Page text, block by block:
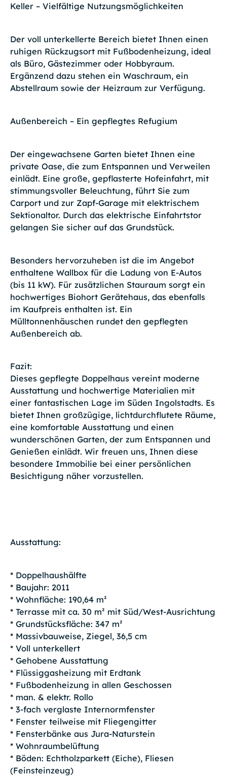
Keller – Vielfältige Nutzungsmöglichkeiten
Der voll unterkellerte Bereich bietet Ihnen einen
ruhigen Rückzugsort mit Fußbodenheizung, ideal
als Büro, Gästezimmer oder Hobbyraum.
Ergänzend dazu stehen ein Waschraum, ein
Abstellraum sowie der Heizraum zur Verfügung.
Außenbereich – Ein gepflegtes Refugium
Der eingewachsene Garten bietet Ihnen eine
private Oase, die zum Entspannen und Verweilen
einlädt. Eine große, gepflasterte Hofeinfahrt, mit
stimmungsvoller Beleuchtung, führt Sie zum
Carport und zur Zapf-Garage mit elektrischem
Sektionaltor. Durch das elektrische Einfahrtstor
gelangen Sie sicher auf das Grundstück.
Besonders hervorzuheben ist die im Angebot
enthaltene Wallbox für die Ladung von E-Autos
(bis 11 kW). Für zusätzlichen Stauraum sorgt ein
hochwertiges Biohort Gerätehaus, das ebenfalls
im Kaufpreis enthalten ist. Ein
Mülltonnenhäuschen rundet den gepflegten
Außenbereich ab.
Fazit:
Dieses gepflegte Doppelhaus vereint moderne
Ausstattung und hochwertige Materialien mit
einer fantastischen Lage im Süden Ingolstadts. Es
bietet Ihnen großzügige, lichtdurchflutete Räume,
eine komfortable Ausstattung und einen
wunderschönen Garten, der zum Entspannen und
Genießen einlädt. Wir freuen uns, Ihnen diese
besondere Immobilie bei einer persönlichen
Besichtigung näher vorzustellen.
Ausstattung:
* Doppelhaushälfte
* Baujahr: 2011
* Wohnfläche: 190,64 m²
* Terrasse mit ca. 30 m² mit Süd/West-Ausrichtung
* Grundstücksfläche: 347 m²
* Massivbauweise, Ziegel, 36,5 cm
* Voll unterkellert
* Gehobene Ausstattung
* Flüssiggasheizung mit Erdtank
* Fußbodenheizung in allen Geschossen
* man. & elektr. Rollo
* 3-fach verglaste Internormfenster
* Fenster teilweise mit Fliegengitter
* Fensterbänke aus Jura-Naturstein
* Wohnraumbelüftung
* Böden: Echtholzparkett (Eiche), Fliesen
(Feinsteinzeug)